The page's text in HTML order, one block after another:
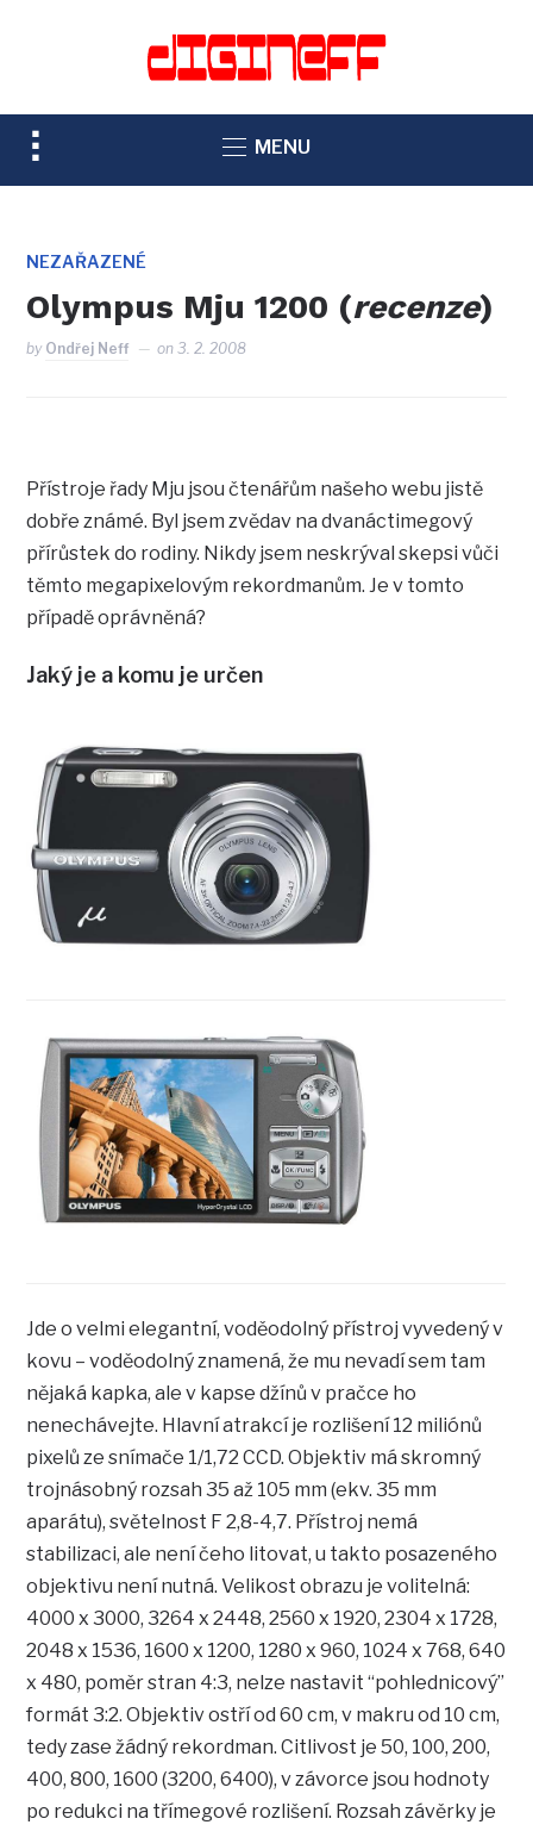
TOGGLE
SIDEBAR
NAVIGATION
MENU
NEZAŘAZENÉ
Olympus Mju 1200 (recenze)
by Ondřej Neff on3. 2. 2008
Přístroje řady Mju jsou čtenářům našeho webu jistě
dobře známé. Byl jsem zvědav na dvanáctimegový
přírůstek do rodiny. Nikdy jsem neskrýval skepsi vůči
těmto megapixelovým rekordmanům. Je v tomto
případě oprávněná?
Jaký je a komu je určen
Jde o velmi elegantní, voděodolný přístroj vyvedený v
kovu – voděodolný znamená, že mu nevadí sem tam
nějaká kapka, ale v kapse džínů v pračce ho
nenechávejte. Hlavní atrakcí je rozlišení 12 miliónů
pixelů ze snímače 1/1,72 CCD. Objektiv má skromný
trojnásobný rozsah 35 až 105 mm (ekv. 35 mm
aparátu), světelnost F 2,8-4,7. Přístroj nemá
stabilizaci, ale není čeho litovat, u takto posazeného
objektivu není nutná. Velikost obrazu je volitelná:
4000 x 3000, 3264 x 2448, 2560 x 1920, 2304 x 1728,
2048 x 1536, 1600 x 1200, 1280 x 960, 1024 x 768, 640
x 480, poměr stran 4:3, nelze nastavit “pohlednicový”
formát 3:2. Objektiv ostří od 60 cm, v makru od 10 cm,
tedy zase žádný rekordman. Citlivost je 50, 100, 200,
400, 800, 1600 (3200, 6400), v závorce jsou hodnoty
po redukci na třímegové rozlišení. Rozsah závěrky je